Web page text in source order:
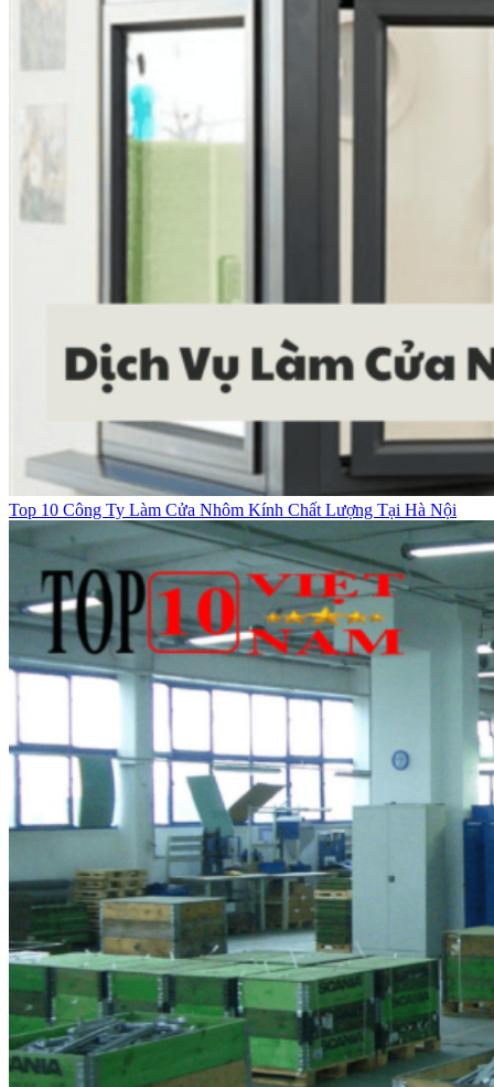
Top 10 Công Ty Làm Cửa Nhôm Kính Chất Lượng Tại Hà Nội